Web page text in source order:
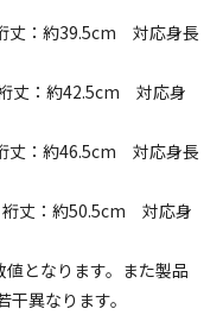
：約39.5cm 対応身長
丈：約42.5cm 対応身
：約46.5cm 対応身長
丈：約50.5cm 対応身
となります。また製品
異なります。